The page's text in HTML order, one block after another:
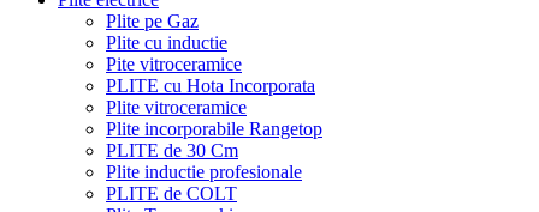
Plite pe Gaz
Plite cu inductie
Pite vitroceramice
PLITE cu Hota Incorporata
Plite vitroceramice
Plite incorporabile Rangetop
PLITE de 30 Cm
Plite inductie profesionale
PLITE de COLT